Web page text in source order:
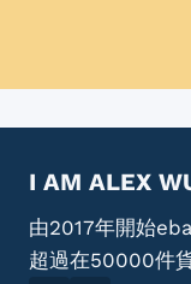
I AM ALEX
由2017年開始
超過在50000件